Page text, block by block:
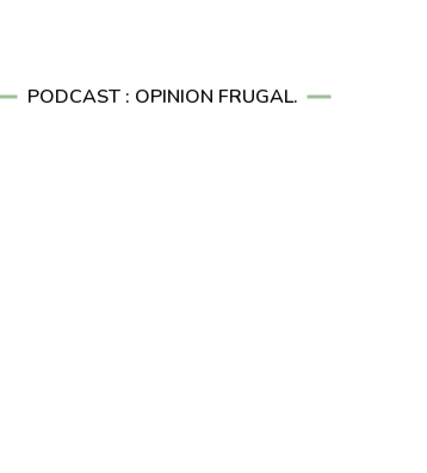
PODCAST : OPINION FRUGAL.